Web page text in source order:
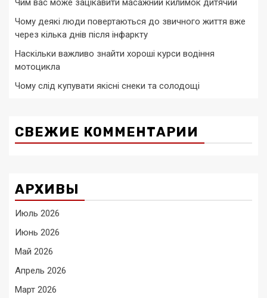
Чим вас може зацікавити масажний килимок дитячий
Чому деякі люди повертаються до звичного життя вже
через кілька днів після інфаркту
Наскільки важливо знайти хороші курси водіння
мотоцикла
Чому слід купувати якісні снеки та солодощі
СВЕЖИЕ КОММЕНТАРИИ
АРХИВЫ
Июль 2026
Июнь 2026
Май 2026
Апрель 2026
Март 2026